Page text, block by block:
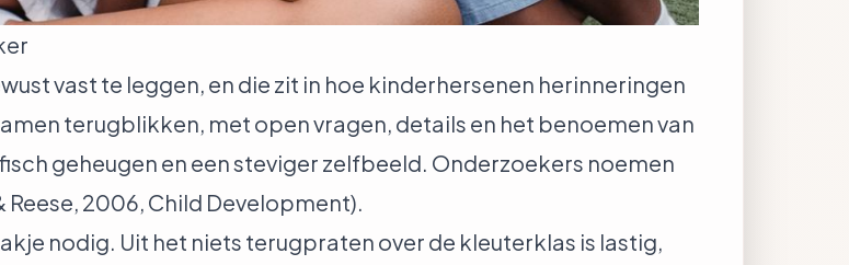
vast te leggen, en die zit in hoe kinderhersenen herinneringen
terugblikken, met open vragen, details en het benoemen van
geheugen en een steviger zelfbeeld. Onderzoekers noemen
Reese, 2006, Child Development).
nodig. Uit het niets terugpraten over de kleuterklas is lastig,